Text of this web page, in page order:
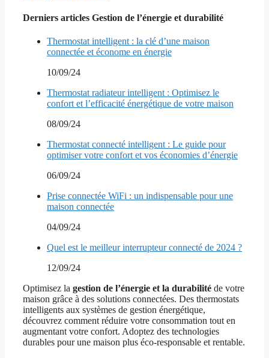
Derniers articles Gestion de l’énergie et durabilité
Thermostat intelligent : la clé d’une maison
connectée et économe en énergie
10/09/24
Thermostat radiateur intelligent : Optimisez le
confort et l’efficacité énergétique de votre maison
08/09/24
Thermostat connecté intelligent : Le guide pour
optimiser votre confort et vos économies d’énergie
06/09/24
Prise connectée WiFi : un indispensable pour une
maison connectée
04/09/24
Quel est le meilleur interrupteur connecté de 2024 ?
12/09/24
Optimisez la gestion de l’énergie et la durabilité de votre
maison grâce à des solutions connectées. Des thermostats
intelligents aux systèmes de gestion énergétique,
découvrez comment réduire votre consommation tout en
augmentant votre confort. Adoptez des technologies
durables pour une maison plus éco-responsable et rentable.